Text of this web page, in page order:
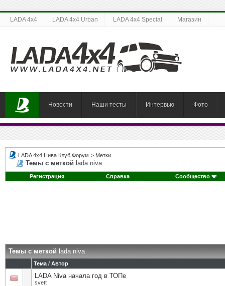
LADA 4x4 LADA 4x4 Urban LADA 4x4 Special Магазин
Новости Наши тесты Интервью Фото
LADA 4x4 Нива Клуб Форум > Метки
Темы с меткой lada niva
Регистрация Справка Сообщество
Темы с меткой lada niva
Тема / Автор
LADA Niva начала год в ТОПе
svett